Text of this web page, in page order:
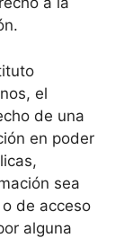
el
de una
en poder
sea
de acceso
alguna